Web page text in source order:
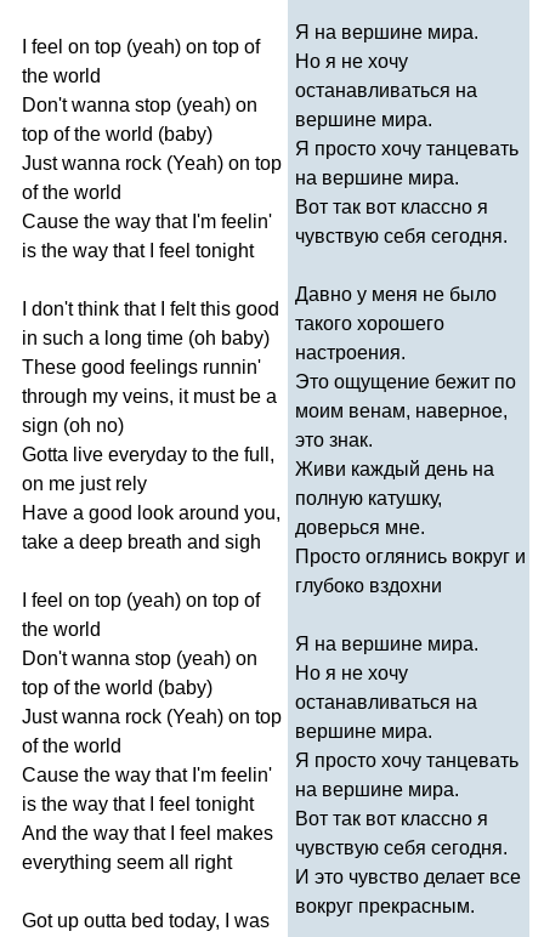
feel on top (yeah) on top of
the world
Don't wanna stop (yeah) on
top of the world (baby)
Just wanna rock (Yeah) on top
of the world
Cause the way that I'm feelin'
is the way that feel tonight
don't think that felt this good
in such a long time (oh baby)
These good feelings runnin'
through my veins, it must be a
sign (oh no)
Gotta live everyday to the full ,
on me just rely
Have a good look around you,
take a deep breath and sigh
feel on top (yeah) on top of
the world
Don't wanna stop (yeah) on
top of the world (baby)
Just wanna rock (Yeah) on top
of the world
Cause the way that I'm feelin'
is the way that feel tonight
And the way that feel makes
everything seem all right
Got up outta bed today,
was
Я на вершине мира.
Но я не хочу
останавливаться на
вершине мира.
Я просто хочу танцевать
на вершине мира.
Вот так вот классно я
чувствую себя сегодня.
Давно у меня не было
такого хорошего
настроения.
Это ощущение бежит по
моим венам, наверное,
это знак.
Живи каждый день на
полную катушку,
доверься мне.
Просто оглянись вокруг и
глубоко вздохни
Я на вершине мира.
Но я не хочу
останавливаться на
вершине мира.
Я просто хочу танцевать
на вершине мира.
Вот так вот классно я
чувствую себя сегодня.
И это чувство делает все
вокруг прекрасным.